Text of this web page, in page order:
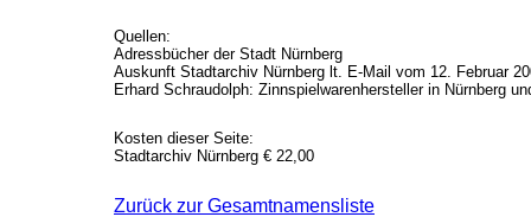
Quellen:
Adressbücher der Stadt Nürnberg
Auskunft Stadtarchiv Nürnberg lt. E-Mail vom 12. Februar
Erhard Schraudolph: Zinnspielwarenhersteller in Nürnberg
Kosten dieser Seite:
Stadtarchiv Nürnberg € 22,00
Zurück zur Gesamtnamensliste